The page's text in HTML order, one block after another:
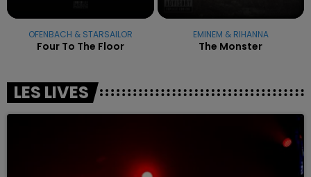
OFENBACH & STARSAILOR
Four To The Floor
EMINEM & RIHANNA
The Monster
LES LIVES